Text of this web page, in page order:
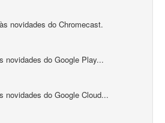
novidades do Chromecast.
novidades do Google Play...
novidades do Google Cloud...